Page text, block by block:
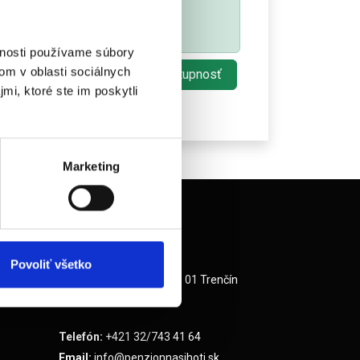
používame súbory
v oblasti sociálnych
ktoré ste im poskytli
Marketing
Povoliť všetko
z našej ponuky vyberiete.
Overiť dostupnosť
Kontaktujte nás
BECKOVSKÁ 6847 s.r.o.
Švermova 1611/21 , 911 01 Trenčín
Telefón: +421 32/743 41 64